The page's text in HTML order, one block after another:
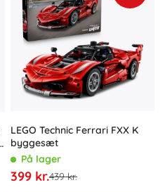
LEGO Technic Ferrari FXX K
byggesæt
På lager
399 kr.439 kr.